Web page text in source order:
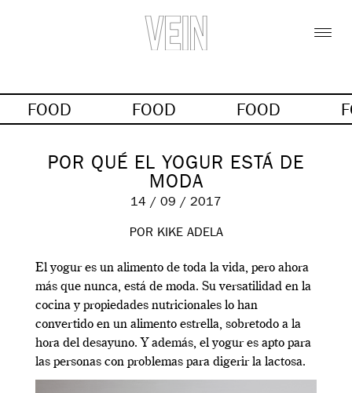
FOOD FOOD FOOD
POR QUÉ EL YOGUR ESTÁ DE
MODA
14 / 09 / 2017
POR KIKE ADELA
El yogur es un alimento de toda la vida, pero ahora
más que nunca, está de moda. Su versatilidad en la
cocina y propiedades nutricionales lo han
convertido en un alimento estrella, sobretodo a la
hora del desayuno. Y además, el yogur es apto para
las personas con problemas para digerir la lactosa.